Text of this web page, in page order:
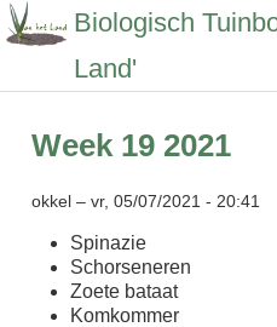
Overslaan
en
gaan
Biologisch
Land'
Week 19 2021
okkel – vr, 05/07/2021 - 20:41
Spinazie
Schorseneren
Zoete bataat
Komkommer